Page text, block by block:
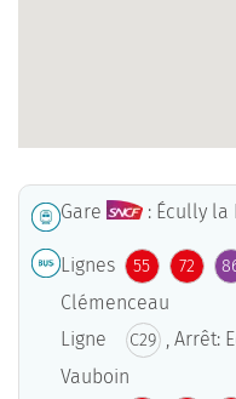
Gare : Écully la
Lignes 55 72
Clémenceau
Ligne
C29
, Arrêt:
Vauboin